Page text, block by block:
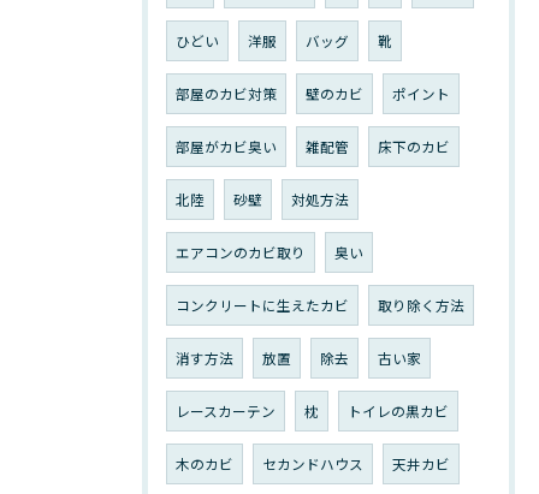
ひどい 洋服 バッグ 靴
部屋のカビ対策 壁のカビ ポイント
部屋がカビ臭い 雑配管 床下のカビ
北陸 砂壁 対処方法
エアコンのカビ取り 臭い
コンクリートに生えたカビ 取り除く方法
消す方法 放置 除去 古い家
レースカーテン 枕 トイレの黒カビ
木のカビ セカンドハウス 天井カビ